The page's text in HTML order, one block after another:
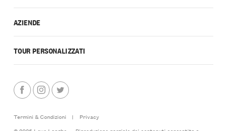
AZIENDE
TOUR PERSONALIZZATI
Termini & Condizioni |
Privacy